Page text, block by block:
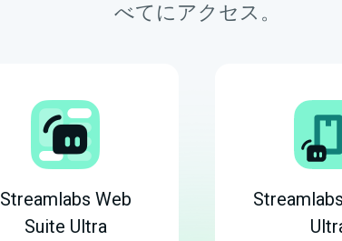
べてにアクセス。
Streamlabs Web
Suite Ultra